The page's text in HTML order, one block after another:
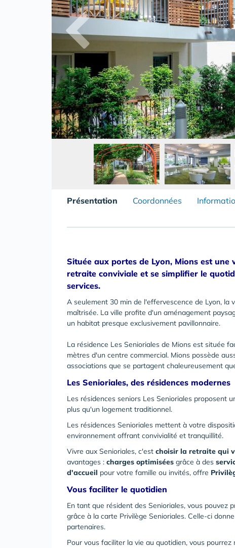
Présentation Coordonnées
Située aux portes de Lyon, Mions est
retraite conviviale et se simplifier le
services.
A seulement 30 min de l'effervescence de Lyon,
maîtrisée. La ville profite d'un aménagement
un habitat presque exclusivement pavillonnaire.
La résidence Les Senioriales de Mions est située
mètres d'un centre commercial. Mions possède
associations que se partagent chaleureusement
Les Senioriales, des résidences modernes
Les résidences seniors Les Senioriales proposent
plus qu'un logement traditionnel.
Les résidences Senioriales mettent à votre
environnement offrant convivialité et tranquillité.
Vivre aux Senioriales, c'est choisir la retraite qui
avantages : charges optimisées grâce à des
d'accueil pour votre famille ou invités, offre
Vous faciliter le quotidien
En tant que résident des Senioriales, vous pouvez
grâce à la carte Privilège Senioriales. Celle-ci
partenaires.
Pour vous faciliter la vie au quotidien, vous